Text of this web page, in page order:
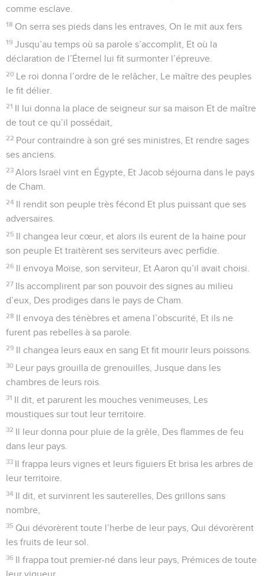
comme esclave.
18 On serra ses pieds dans les entraves, On le mit aux fers
19 Jusqu’au temps où sa parole s’accomplit, Et où la
déclaration de l’Éternel lui fit surmonter l’épreuve.
20 Le roi donna l’ordre de le relâcher, Le maître des peuples
le fit délier.
21 Il lui donna la place de seigneur sur sa maison Et de maître
de tout ce qu’il possédait,
22 Pour contraindre à son gré ses ministres, Et rendre sages
ses anciens.
23 Alors Israël vint en Égypte, Et Jacob séjourna dans le pays
de Cham.
24 Il rendit son peuple très fécond Et plus puissant que ses
adversaires.
25 Il changea leur cœur, et alors ils eurent de la haine pour
son peuple Et traitèrent ses serviteurs avec perfidie.
26 Il envoya Moïse, son serviteur, Et Aaron qu’il avait choisi.
27 Ils accomplirent par son pouvoir des signes au milieu
d’eux, Des prodiges dans le pays de Cham.
28 Il envoya des ténèbres et amena l’obscurité, Et ils ne
furent pas rebelles à sa parole.
29 Il changea leurs eaux en sang Et fit mourir leurs poissons.
30 Leur pays grouilla de grenouilles, Jusque dans les
chambres de leurs rois.
31 Il dit, et parurent les mouches venimeuses, Les
moustiques sur tout leur territoire.
32 Il leur donna pour pluie de la grêle, Des flammes de feu
dans leur pays.
33 Il frappa leurs vignes et leurs figuiers Et brisa les arbres de
leur territoire.
34 Il dit, et survinrent les sauterelles, Des grillons sans
nombre,
35 Qui dévorèrent toute l’herbe de leur pays, Qui dévorèrent
les fruits de leur sol.
36 Il frappa tout premier-né dans leur pays, Prémices de toute
leur vigueur.